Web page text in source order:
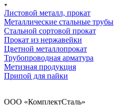
Листовой металл, прокат
Металлические стальные трубы
Стальной сортовой прокат
Прокат из нержавейки
Цветной металлопрокат
Трубопроводная арматура
Метизная продукция
Припой для пайки
ООО «КомплектСталь»